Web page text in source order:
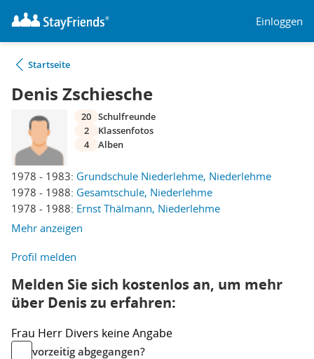
Einloggen
Startseite
Denis Zschiesche
1978 - 1983: Grundschule Niederlehme, Niederlehme
1978 - 1988: Gesamtschule, Niederlehme
1978 - 1988: Ernst Thälmann, Niederlehme
Mehr anzeigen
20 Schulfreunde
2
Klassenfotos
4
Alben
Profil melden
Melden Sie sich kostenlos an, um mehr
über Denis zu erfahren:
Frau Herr Divers keine Angabe
vorzeitig abgegangen?